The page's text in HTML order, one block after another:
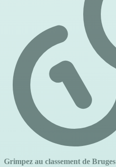
Grimpez au classement de Bruges